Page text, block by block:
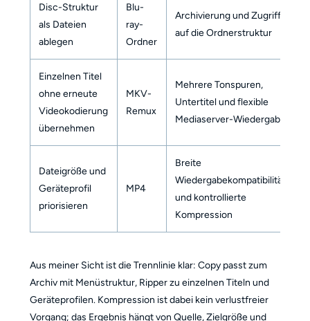
Disc-Struktur
als Dateien
ablegen
Blu-
ray-
Ordner
Archivierung und Zugriff
auf die Ordnerstruktur
Einzelnen Titel
ohne erneute
Videokodierung
übernehmen
MKV-
Remux
Mehrere Tonspuren,
Untertitel und flexible
Mediaserver-Wiedergabe
Dateigröße und
Geräteprofil
priorisieren
MP4
Breite
Wiedergabekompatibilität
und kontrollierte
Kompression
Aus meiner Sicht ist die Trennlinie klar: Copy passt zum
Archiv mit Menüstruktur, Ripper zu einzelnen Titeln und
Geräteprofilen. Kompression ist dabei kein verlustfreier
Vorgang; das Ergebnis hängt von Quelle, Zielgröße und